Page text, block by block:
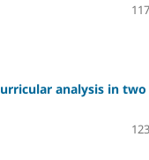
analysis in two